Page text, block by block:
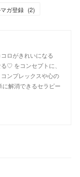
マガ登録 (2)
がきれいになる
をコンセプトに、
ンプレックスや心の
解消できるセラピー